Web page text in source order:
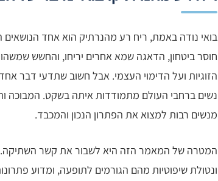
בואי נודה באמת, ריח רע מהנרתיק הוא אחד
חוסר ביטחון, הדאגה שמא אחרים יריחו, והחשש
הזוגיות ועל הדימוי העצמי. אבל חשוב שתדעי דבר
נשים ברחבי העולם מתמודדות איתה בשקט. המבוכה
מנשים רבות למצוא את הפתרון הנכון והמכבד.
המטרה של המאמר הזה היא לשבור את קשר
ונטולת שיפוטיות מהם הגורמים לתופעה, ומדוע